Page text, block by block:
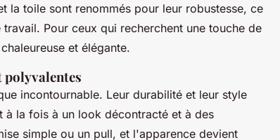
la toile sont renommés pour leur robustesse, ce
Pour ceux qui recherchent une touche de
et élégante.
polyvalentes
incontournable. Leur durabilité et leur style
à la fois à un look décontracté et à des
simple ou un pull, et l'apparence devient